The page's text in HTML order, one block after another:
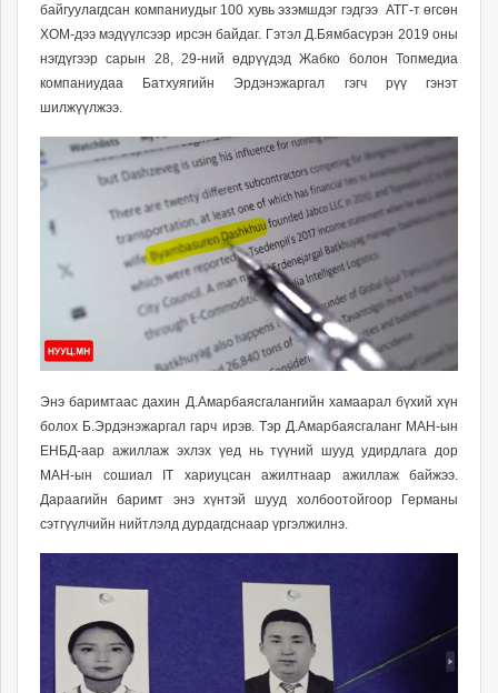
байгуулагдсан компаниудыг 100 хувь эзэмшдэг гэдгээ АТГ-т өгсөн
ХОМ-дээ мэдүүлсээр ирсэн байдаг. Гэтэл Д.Бямбасүрэн 2019 оны
нэгдүгээр сарын 28, 29-ний өдрүүдэд Жабко болон Топмедиа
компаниудаа Батхуягийн Эрдэнэжаргал гэгч рүү гэнэт
шилжүүлжээ.
Энэ баримтаас дахин Д.Амарбаясгалангийн хамаарал бүхий хүн
болох Б.Эрдэнэжаргал гарч ирэв. Тэр Д.Амарбаясгаланг МАН-ын
ЕНБД-аар ажиллаж эхлэх үед нь түүний шууд удирдлага дор
МАН-ын сошиал IT хариуцсан ажилтнаар ажиллаж байжээ.
Дараагийн баримт энэ хүнтэй шууд холбоотойгоор Германы
сэтгүүлчийн нийтлэлд дурдагдснаар үргэлжилнэ.